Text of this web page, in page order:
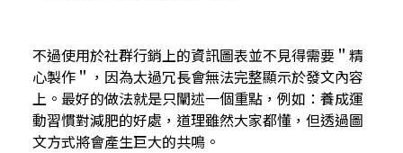
不過使用於社群行銷 上的資訊圖表並不見得需要＂精
心製作＂，因為太過冗長會無法完整顯示於發文內容
上。最好的做法就是只闡述一個重點，例如：養成運
動習慣對減肥的好處，道理雖然大家都懂，但透過圖
文方式將會產生巨大的共鳴。